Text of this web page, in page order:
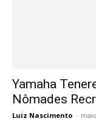
Yamaha
Nômades
Luiz Nascimento -